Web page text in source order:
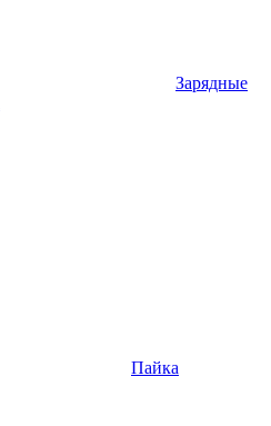
Зарядные
Пайка